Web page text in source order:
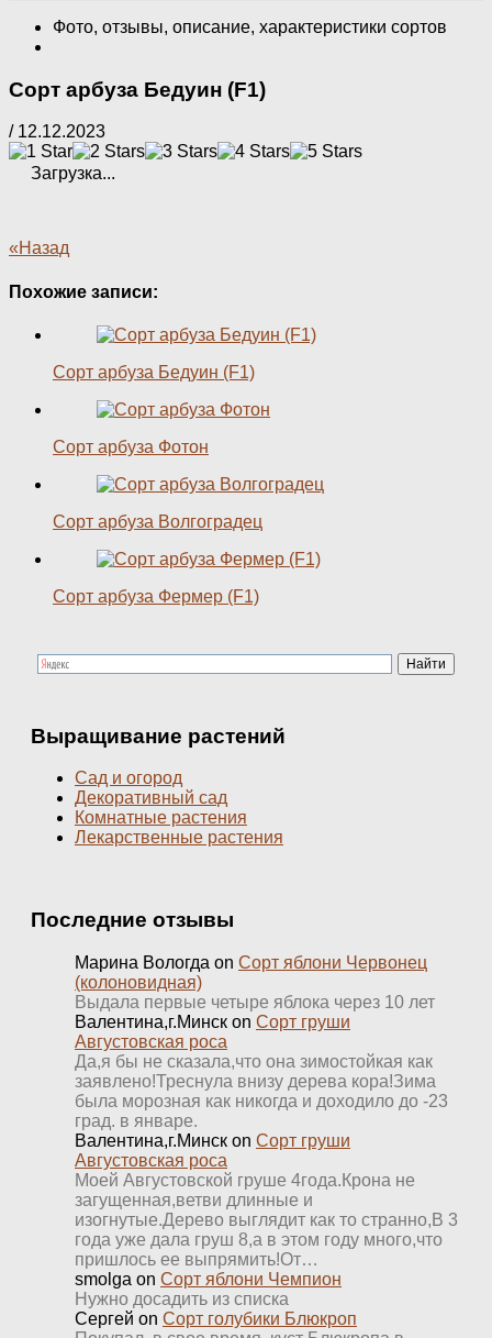
Фото, отзывы, описание, характеристики сортов
Сорт арбуза Бедуин (F1)
/ 12.12.2023
Загрузка...
«Назад
Похожие записи:
Сорт арбуза Бедуин (F1)
Сорт арбуза Фотон
Сорт арбуза Волгоградец
Сорт арбуза Фермер (F1)
Выращивание растений
Сад и огород
Декоративный сад
Комнатные растения
Лекарственные растения
Последние отзывы
Марина Вологда on Сорт яблони Червонец
(колоновидная)
Выдала первые четыре яблока через 10 лет
Валентина,г.Минск on Сорт груши
Августовская роса
Да,я бы не сказала,что она зимостойкая как
заявлено!Треснула внизу дерева кора!Зима
была морозная как никогда и доходило до -23
град. в январе.
Валентина,г.Минск on Сорт груши
Августовская роса
Моей Августовской груше 4года.Крона не
загущенная,ветви длинные и
изогнутые.Дерево выглядит как то странно,В 3
года уже дала груш 8,а в этом году много,что
пришлось ее выпрямить!От…
smolga on Сорт яблони Чемпион
Нужно досадить из списка
Сергей on Сорт голубики Блюкроп